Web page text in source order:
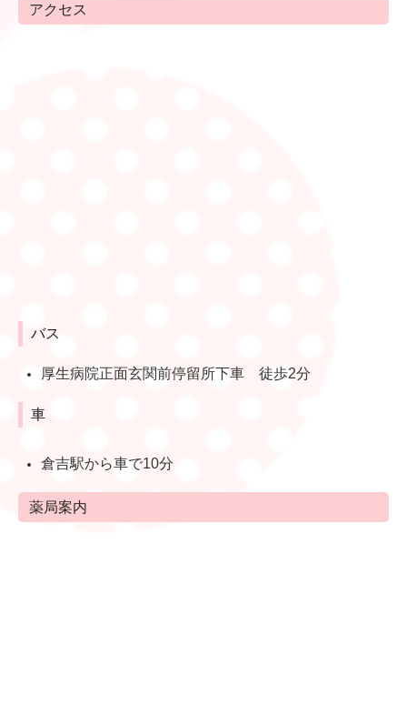
薬局案内
アクセス
バス
厚生病院正面玄関前停留所下車 徒歩2分
車
倉吉駅から車で10分